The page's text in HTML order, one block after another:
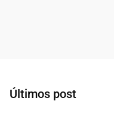
Últimos post